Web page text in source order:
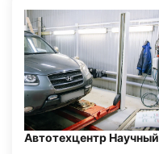
Автотехцентр Научный